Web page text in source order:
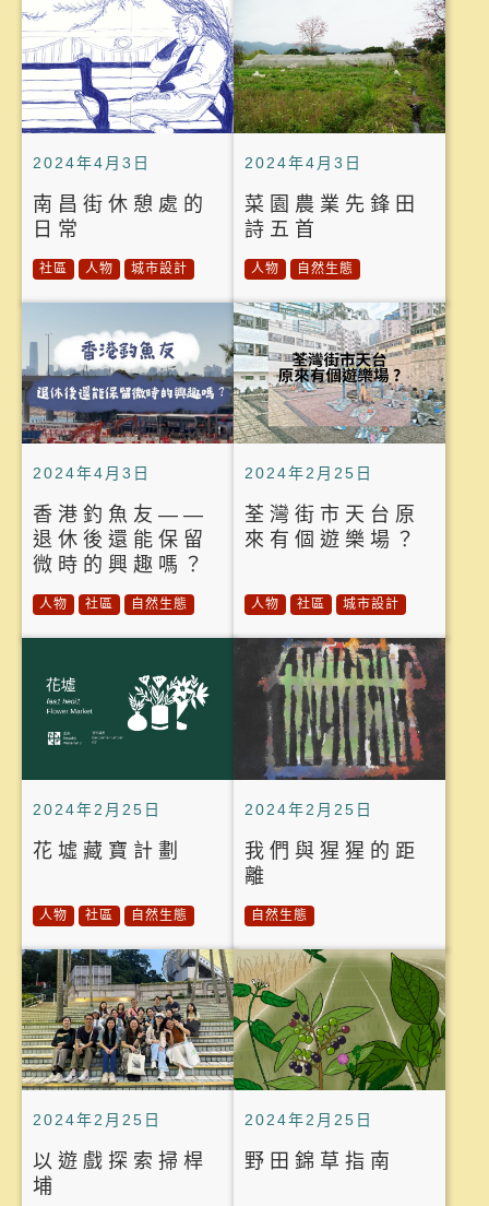
2024年4月3日
南昌街休憩處的
日常
社區 人物 城市設計
2024年4月3日
菜園農業先鋒田
詩五首
人物 自然生態
2024年4月3日
香港釣魚友——
退休後還能保留
微時的興趣嗎？
人物 社區 自然生態
2024年2月25日
荃灣街市天台原
來有個遊樂場？
人物 社區 城市設計
2024年2月25日
花墟藏寶計劃
人物 社區 自然生態
2024年2月25日
我們與猩猩的距
離
自然生態
2024年2月25日
以遊戲探索掃桿
埔
2024年2月25日
野田錦草指南